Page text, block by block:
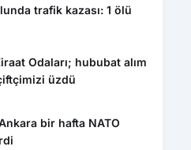
trafik kazası: 1 ölü
Odaları; hububat alım
üzdü
bir hafta NATO